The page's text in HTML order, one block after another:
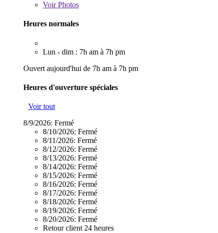
VoirPhotos
Heures normales
Lun - dim : 7h am à 7h pm
Ouvert aujourd'hui de 7h am à 7h pm
Heures d'ouverture spéciales
Voir tout
8/9/2026: Fermé
8/10/2026: Fermé
8/11/2026: Fermé
8/12/2026: Fermé
8/13/2026: Fermé
8/14/2026: Fermé
8/15/2026: Fermé
8/16/2026: Fermé
8/17/2026: Fermé
8/18/2026: Fermé
8/19/2026: Fermé
8/20/2026: Fermé
Retour client 24 heures